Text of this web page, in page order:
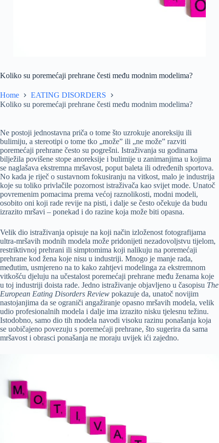
Koliko su poremećaji prehrane česti među modnim modelima?
Home
EATING DISORDERS
Koliko su poremećaji prehrane česti među modnim modelima?
Ne postoji jednostavna priča o tome što uzrokuje anoreksiju ili
bulimiju, a stereotipi o tome tko „može” ili „ne može” razviti
poremećaji prehrane često su pogrešni. Istraživanja su godinama
bilježila povišene stope anoreksije i bulimije u zanimanjima u kojima
se naglašava ekstremna mršavost, poput baleta ili određenih sportova.
No kada je riječ o sustavnom fokusiranju na vitkost, malo je industrija
koje su toliko privlačile pozornost istraživača kao svijet mode. Unatoč
povremenim pomacima prema većoj raznolikosti, modni modeli,
osobito oni koji rade revije na pisti, i dalje se često očekuje da budu
izrazito mršavi – ponekad i do razine koja može biti opasna.
Velik dio istraživanja opisuje na koji način izloženost fotografijama
ultra-mršavih modnih modela može pridonijeti nezadovoljstvu tijelom,
restriktivnoj prehrani ili simptomima koji nalikuju na poremećaji
prehrane kod žena koje nisu u industriji. Mnogo je manje rada,
međutim, usmjereno na to kako zahtjevi modelinga za ekstremnom
vitkošću djeluju na učestalost poremećaji prehrane među ženama koje
u toj industriji doista rade. Jedno istraživanje objavljeno u časopisu The
European Eating Disorders Review pokazuje da, unatoč novijim
nastojanjima da se ograniči angažiranje opasno mršavih modela, velik
udio profesionalnih modela i dalje ima izrazito nisku tjelesnu težinu.
Istodobno, samo dio tih modela navodi visoku razinu ponašanja koja
se uobičajeno povezuju s poremećaji prehrane, što sugerira da sama
mršavost i obrasci ponašanja ne moraju uvijek ići zajedno.